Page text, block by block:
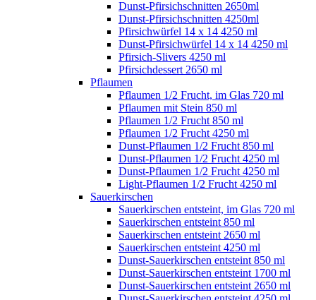
Dunst-Pfirsichschnitten 2650ml
Dunst-Pfirsichschnitten 4250ml
Pfirsichwürfel 14 x 14 4250 ml
Dunst-Pfirsichwürfel 14 x 14 4250 ml
Pfirsich-Slivers 4250 ml
Pfirsichdessert 2650 ml
Pflaumen
Pflaumen 1/2 Frucht, im Glas 720 ml
Pflaumen mit Stein 850 ml
Pflaumen 1/2 Frucht 850 ml
Pflaumen 1/2 Frucht 4250 ml
Dunst-Pflaumen 1/2 Frucht 850 ml
Dunst-Pflaumen 1/2 Frucht 4250 ml
Dunst-Pflaumen 1/2 Frucht 4250 ml
Light-Pflaumen 1/2 Frucht 4250 ml
Sauerkirschen
Sauerkirschen entsteint, im Glas 720 ml
Sauerkirschen entsteint 850 ml
Sauerkirschen entsteint 2650 ml
Sauerkirschen entsteint 4250 ml
Dunst-Sauerkirschen entsteint 850 ml
Dunst-Sauerkirschen entsteint 1700 ml
Dunst-Sauerkirschen entsteint 2650 ml